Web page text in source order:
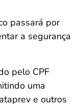
passará por
a segurança
pelo CPF
uma
e outros